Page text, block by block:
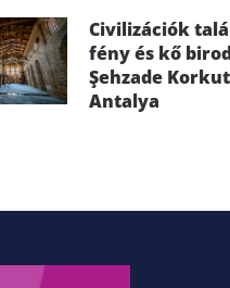
Civilizációk
fény és kő
Şehzade
Antalya